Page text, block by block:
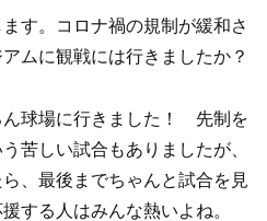
す。コロナ禍の規制が緩和さ
ムに観戦には行きましたか？
ん球場に行きました！ 先制を
苦しい試合もありましたが、
、最後までちゃんと試合を見
する人はみんな熱いよね。